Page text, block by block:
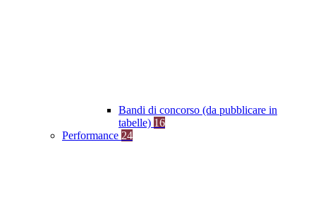
Bandi di concorso (da pubblicare in
tabelle) 16
Performance 24